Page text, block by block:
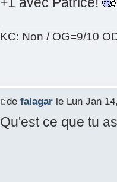
KC: Non / OG=9/10
de falagarle Lun Jan
Qu'est ce que tu